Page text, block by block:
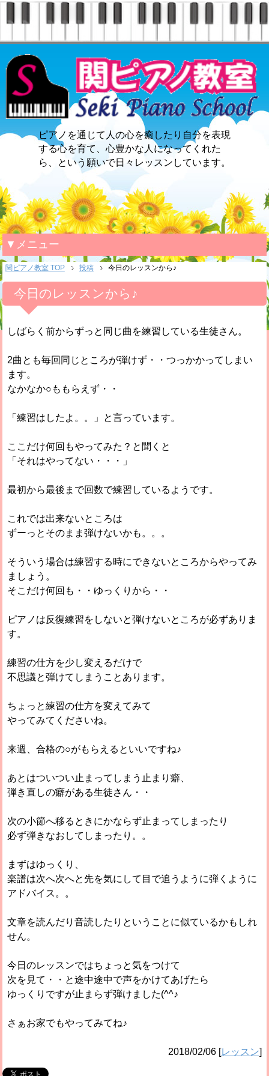
ピアノを通じて人の心を癒したり自分を表現
する心を育て、心豊かな人になってくれた
ら、という願いで日々レッスンしています。
▼メニュー
関ピアノ教室 TOP 投稿 今日のレッスンから♪
今日のレッスンから♪
しばらく前からずっと同じ曲を練習している生徒さん。
2曲とも毎回同じところが弾けず・・つっかかってしまい
ます。
なかなか○ももらえず・・
「練習はしたよ。。」と言っています。
ここだけ何回もやってみた？と聞くと
「それはやってない・・・」
最初から最後まで回数で練習しているようです。
これでは出来ないところは
ずーっとそのまま弾けないかも。。。
そういう場合は練習する時にできないところからやってみ
ましょう。
そこだけ何回も・・ゆっくりから・・
ピアノは反復練習をしないと弾けないところが必ずありま
す。
練習の仕方を少し変えるだけで
不思議と弾けてしまうことあります。
ちょっと練習の仕方を変えてみて
やってみてくださいね。
来週、合格の○がもらえるといいですね♪
あとはついつい止まってしまう止まり癖、
弾き直しの癖がある生徒さん・・
次の小節へ移るときにかならず止まってしまったり
必ず弾きなおしてしまったり。。
まずはゆっくり、
楽譜は次へ次へと先を気にして目で追うように弾くように
アドバイス。。
文章を読んだり音読したりということに似ているかもしれ
せん。
今日のレッスンではちょっと気をつけて
次を見て・・と途中途中で声をかけてあげたら
ゆっくりですが止まらず弾けました(^^♪
さぁお家でもやってみてね♪
2018/02/06[レッスン]